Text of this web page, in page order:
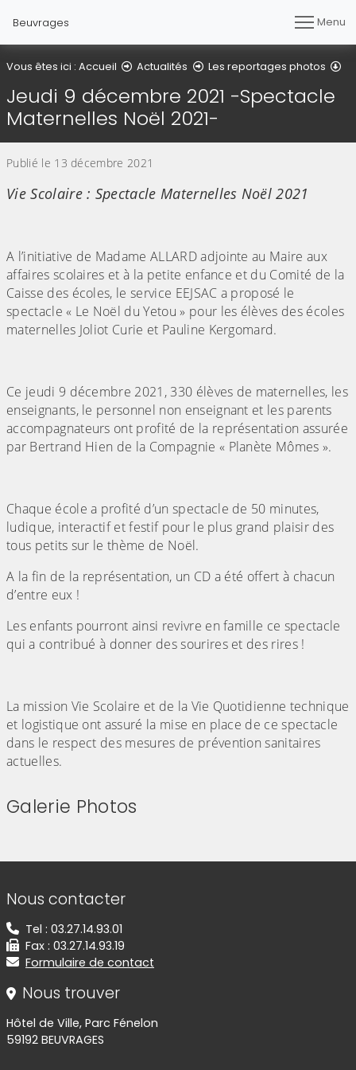
Beuvrages Menu
Vous êtes ici : Accueil Actualités Les reportages photos
Jeudi 9 décembre 2021 -Spectacle
Maternelles Noël 2021-
Publié le 13 décembre 2021
Vie Scolaire : Spectacle Maternelles Noël 2021
A l’initiative de Madame ALLARD adjointe au Maire aux
affaires scolaires et à la petite enfance et du Comité de la
Caisse des écoles, le service EEJSAC a proposé le
spectacle « Le Noël du Yetou » pour les élèves des écoles
maternelles Joliot Curie et Pauline Kergomard.
Ce jeudi 9 décembre 2021, 330 élèves de maternelles, les
enseignants, le personnel non enseignant et les parents
accompagnateurs ont profité de la représentation assurée
par Bertrand Hien de la Compagnie « Planète Mômes ».
Chaque école a profité d’un spectacle de 50 minutes,
ludique, interactif et festif pour le plus grand plaisir des
tous petits sur le thème de Noël.
A la fin de la représentation, un CD a été offert à chacun
d’entre eux !
Les enfants pourront ainsi revivre en famille ce spectacle
qui a contribué à donner des sourires et des rires !
La mission Vie Scolaire et de la Vie Quotidienne technique
et logistique ont assuré la mise en place de ce spectacle
dans le respect des mesures de prévention sanitaires
actuelles.
Galerie Photos
Informations de contact
Nous contacter
Tel : 03.27.14.93.01
Fax : 03.27.14.93.19
Formulaire de contact
Nous trouver
Hôtel de Ville, Parc Fénelon
59192 BEUVRAGES